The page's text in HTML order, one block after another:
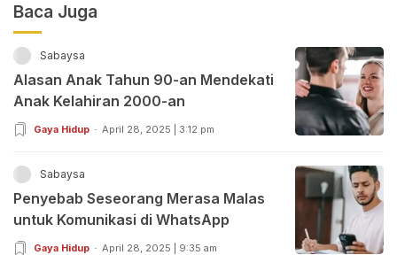
Baca Juga
Sabaysa
Alasan Anak Tahun 90-an Mendekati
Anak Kelahiran 2000-an
Gaya Hidup April 28, 2025 | 3:12 pm
Sabaysa
Penyebab Seseorang Merasa Malas
untuk Komunikasi di WhatsApp
Gaya Hidup April 28, 2025 | 9:35 am